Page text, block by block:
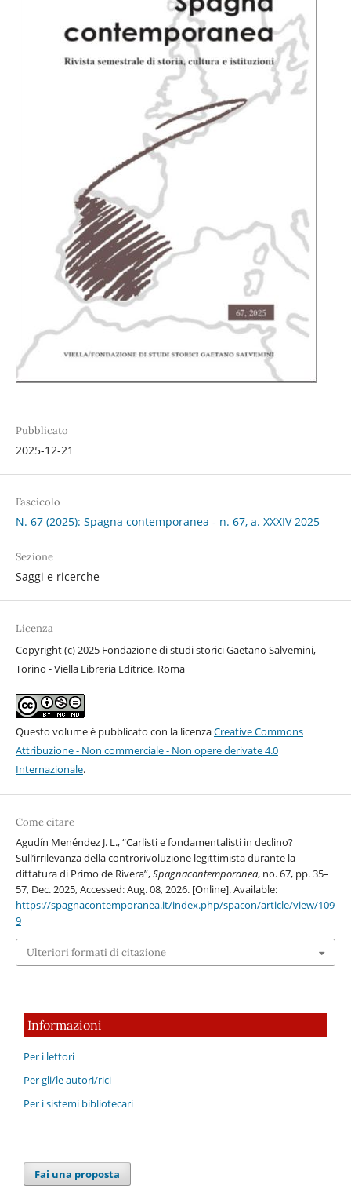
Pubblicato
2025-12-21
Fascicolo
N. 67 (2025): Spagna contemporanea - n. 67, a. XXXIV 2025
Sezione
Saggi e ricerche
Licenza
Copyright (c) 2025 Fondazione di studi storici Gaetano Salvemini,
Torino - Viella Libreria Editrice, Roma
Questo volume è pubblicato con la licenzaCreative Commons
Attribuzione - Non commerciale - Non opere derivate 4.0
Internazionale.
Come citare
Agudín Menéndez J. L., “Carlisti e fondamentalisti in declino?
Sull’irrilevanza della controrivoluzione legittimista durante la
dittatura di Primo de Rivera”,Spagnacontemporanea, no. 67, pp. 35–
57, Dec. 2025, Accessed: Aug. 08, 2026. [Online]. Available:
https://spagnacontemporanea.it/index.php/spacon/article/view/109
9
Ulteriori formati di citazione
Informazioni
Per i lettori
Per gli/le autori/rici
Per i sistemi bibliotecari
Fai una proposta